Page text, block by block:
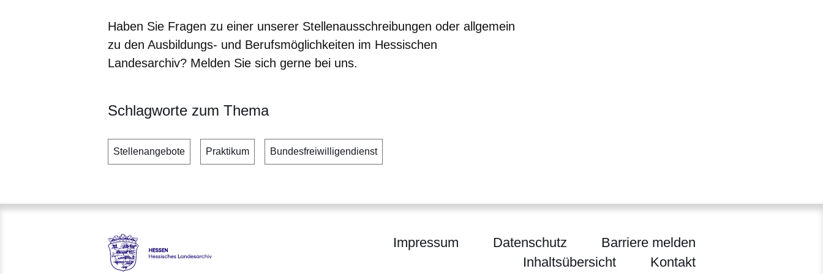
Haben Sie Fragen zu einer unserer Stellenausschreibungen oder allgemein
zu den Ausbildungs- und Berufsmöglichkeiten im Hessischen
Landesarchiv? Melden Sie sich gerne bei uns.
Schlagworte zum Thema
Stellenangebote Praktikum Bundesfreiwilligendienst
Impressum Datenschutz
Barriere melden
Inhaltsübersicht
Kontakt